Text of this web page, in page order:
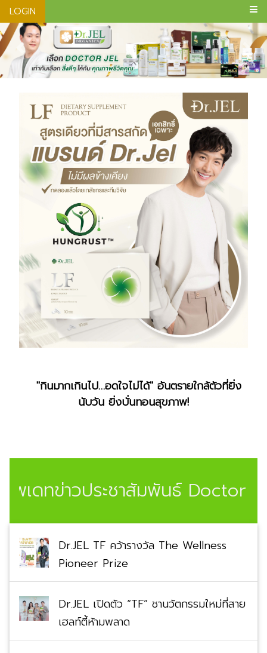
LOGIN
"กินมากเกินไป…อดใจไม่ได้" อันตรายใกล้ตัวที่ยิ่ง
นับวัน ยิ่งบั่นทอนสุขภาพ!
เดทข่าวประชาสัมพันธ์ Doctor Jel
Dr.JEL TF คว้ารางวัล The Wellness
Pioneer Prize
Dr.JEL เปิดตัว “TF” ชานวัตกรรมใหม่ที่สาย
เฮลท์ตี้ห้ามพลาด